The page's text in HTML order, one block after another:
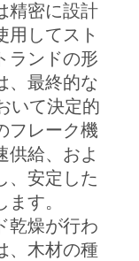
精密に設計
用してスト
ランドの形
、最終的な
いて決定的
フレーク機
供給、およ
、安定した
す。
乾燥が行わ
、木材の種